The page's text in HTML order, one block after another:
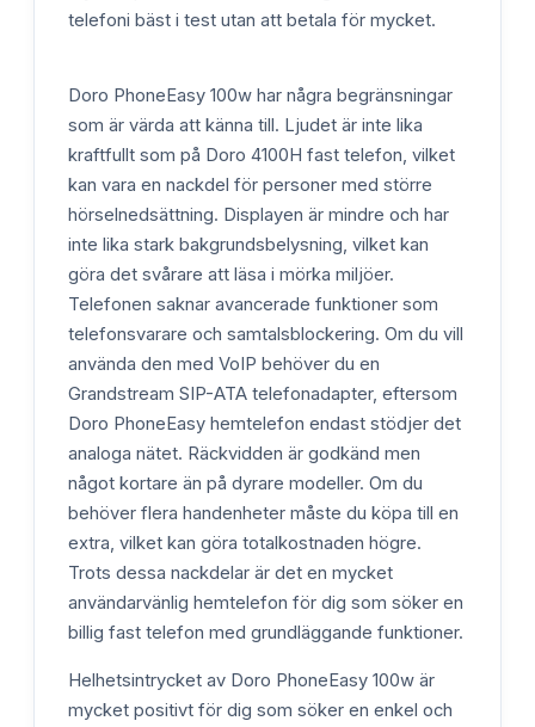
telefoni bäst i test utan att betala för mycket.
Doro PhoneEasy 100w har några begränsningar
som är värda att känna till. Ljudet är inte lika
kraftfullt som på Doro 4100H fast telefon, vilket
kan vara en nackdel för personer med större
hörselnedsättning. Displayen är mindre och har
inte lika stark bakgrundsbelysning, vilket kan
göra det svårare att läsa i mörka miljöer.
Telefonen saknar avancerade funktioner som
telefonsvarare och samtalsblockering. Om du vill
använda den med VoIP behöver du en
Grandstream SIP-ATA telefonadapter, eftersom
Doro PhoneEasy hemtelefon endast stödjer det
analoga nätet. Räckvidden är godkänd men
något kortare än på dyrare modeller. Om du
behöver flera handenheter måste du köpa till en
extra, vilket kan göra totalkostnaden högre.
Trots dessa nackdelar är det en mycket
användarvänlig hemtelefon för dig som söker en
billig fast telefon med grundläggande funktioner.
Helhetsintrycket av Doro PhoneEasy 100w är
mycket positivt för dig som söker en enkel och